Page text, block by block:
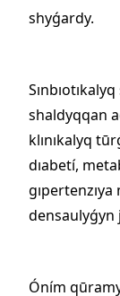
shyǵardy.
shaldyqqan
klınıkalyq
dıabetí,
densaulyǵyn
Óním